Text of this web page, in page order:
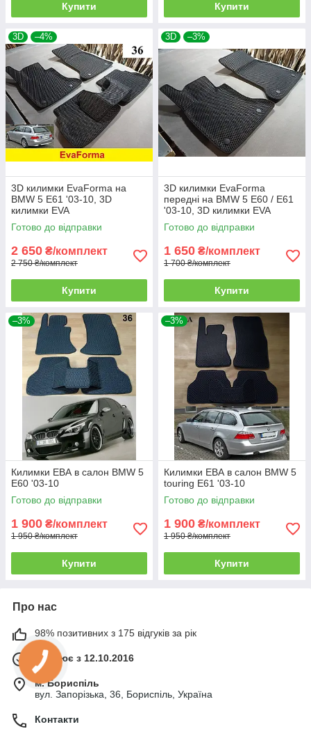
Купити Купити
3D –4%
3D килимки EvaForma на
BMW 5 E61 '03-10, 3D
килимки EVA
Готово до відправки
2 650 ₴/комплект
2 750 ₴/комплект
Купити
3D –3%
3D килимки EvaForma
передні на BMW 5 E60 / E61
'03-10, 3D килимки EVA
Готово до відправки
1 650 ₴/комплект
1 700 ₴/комплект
Купити
–3%
Килимки ЕВА в салон BMW 5
E60 '03-10
Готово до відправки
1 900 ₴/комплект
1 950 ₴/комплект
Купити
–3%
Килимки ЕВА в салон BMW 5
touring E61 '03-10
Готово до відправки
1 900 ₴/комплект
1 950 ₴/комплект
Купити
Про нас
98% позитивних з 175 відгуків за рік
Працює з 12.10.2016
м. Бориспіль
вул. Запорізька, 36, Бориспіль, Україна
Контакти